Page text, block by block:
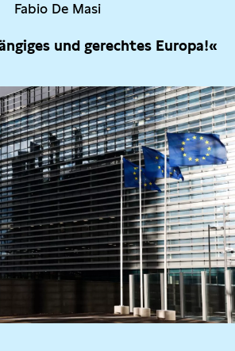
Fabio De Masi
und gerechtes Europa!«